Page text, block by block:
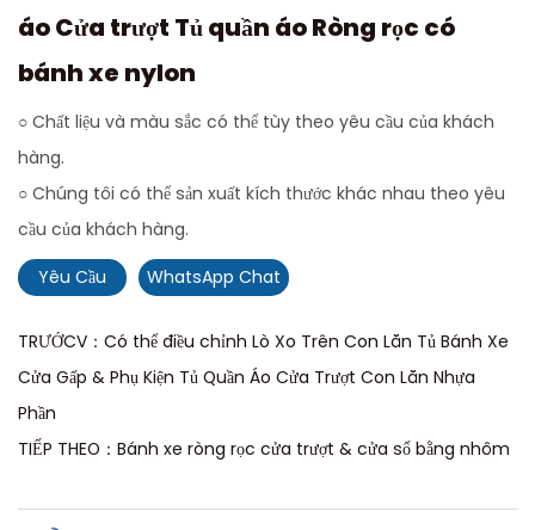
áo Cửa trượt Tủ quần áo Ròng rọc có
bánh xe nylon
○ Chất liệu và màu sắc có thể tùy theo yêu cầu của khách
hàng.
○ Chúng tôi có thể sản xuất kích thước khác nhau theo yêu
cầu của khách hàng.
Yêu Cầu
WhatsApp Chat
TRƯỚCV：Có thể điều chỉnh Lò Xo Trên Con Lăn Tủ Bánh Xe
Cửa Gấp & Phụ Kiện Tủ Quần Áo Cửa Trượt Con Lăn Nhựa
Phần
TIẾP THEO：Bánh xe ròng rọc cửa trượt & cửa sổ bằng nhôm